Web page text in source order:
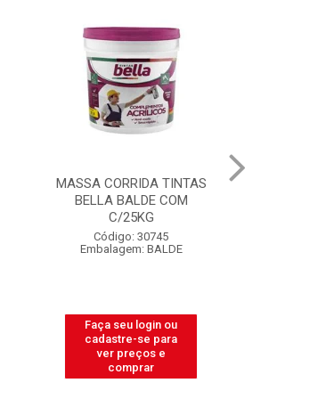
MASSA CORRIDA TINTAS
BELLA BALDE COM
C/25KG
Código: 30745
Embalagem: BALDE
Faça seu login ou
cadastre-se para
ver preços e
comprar